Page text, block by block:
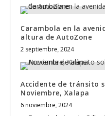
Carambola en la
altura de AutoZone
2 septiembre, 2024
Accidente de tránsito
Noviembre, Xalapa
6 noviembre, 2024